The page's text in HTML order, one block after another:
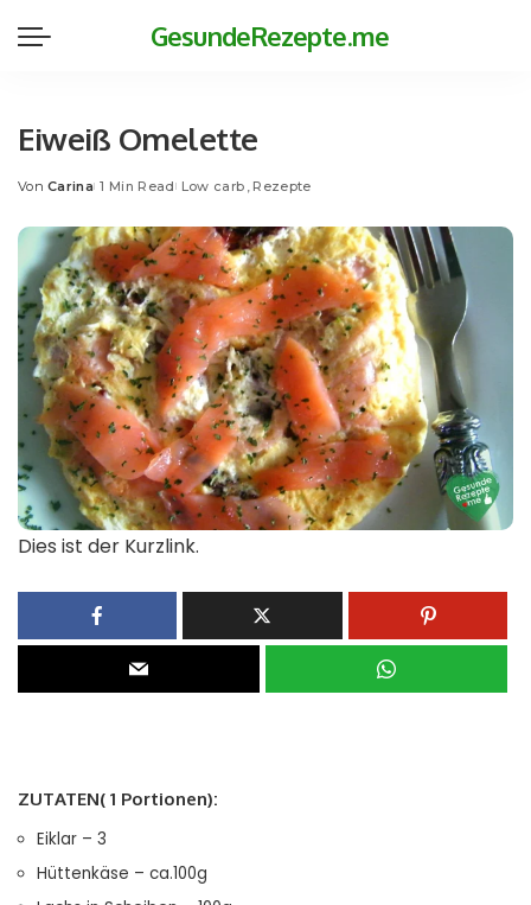
GesundeRezepte.me
Eiweiß Omelette
Posted
Von Carina 1 Min Read Low carb Rezepte
Dies ist der Kurzlink.
ZUTATEN( 1 Portionen):
Eiklar – 3
Hüttenkäse – ca.100g